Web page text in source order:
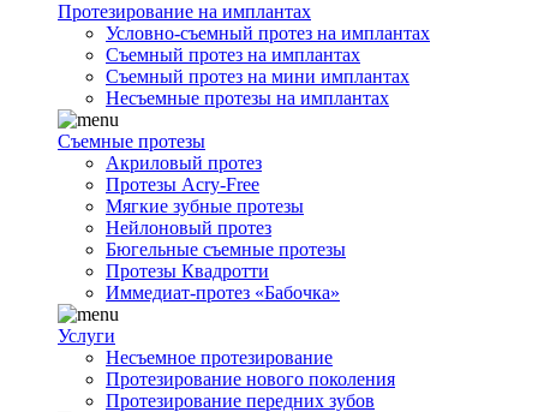
Протезирование на имплантах
Условно-съемный протез на имплантах
Съемный протез на имплантах
Съемный протез на мини имплантах
Несъемные протезы на имплантах
Съемные протезы
Акриловый протез
Протезы Acry-Free
Мягкие зубные протезы
Нейлоновый протез
Бюгельные съемные протезы
Протезы Квадротти
Иммедиат-протез «Бабочка»
Услуги
Несъемное протезирование
Протезирование нового поколения
Протезирование передних зубов